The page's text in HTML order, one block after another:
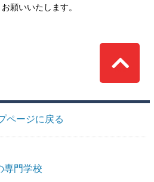
願いいたします。
Top
ページに戻る
専門学校